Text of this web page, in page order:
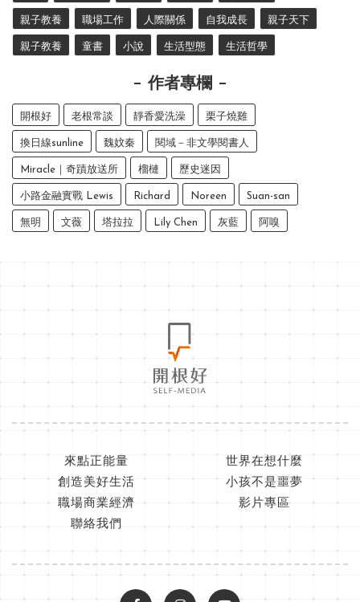
親子教養 職場工作 人際關係 自我成長 親子天下
親子教養 童書 小說 生活型態 生活哲學
作者專欄
開根好 老根常談 靜香愛洗澡 栗子燒雞
換日線sunline 魏妏秦 閱域－非文學閱書人
Miracle｜奇蹟放送所 榴槤 歷史迷因
小路金融實戰 Lewis Richard Noreen Suan-san
無明 文薇 塔拉拉 Lily Chen 灰藍 阿嗅
來點正能量
世界在想什麼
創造美好生活
小孩不是噩夢
職場商業經濟
影片專區
聯絡我們